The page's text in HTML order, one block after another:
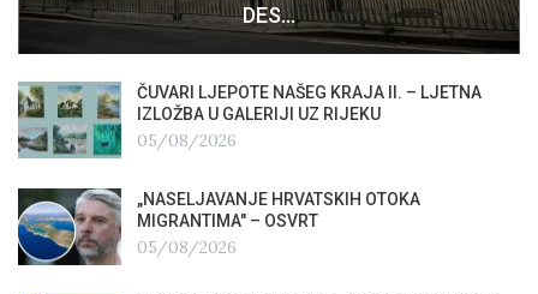
DES…
ČUVARI LJEPOTE NAŠEG KRAJA II. – LJETNA
IZLOŽBA U GALERIJI UZ RIJEKU
05/08/2026
„NASELJAVANJE HRVATSKIH OTOKA
MIGRANTIMA″ – OSVRT
05/08/2026